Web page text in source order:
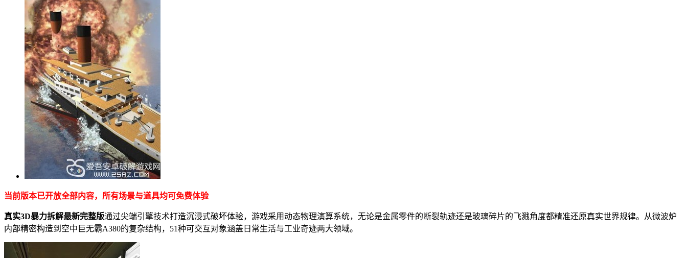
当前版本已开放全部内容，所有场景与道具均可免费体验
真实3D暴力拆解最新完整版通过尖端引擎技术打造沉浸式破坏体验，游戏采用动态物理演算系统，无论是金属零件的断裂轨迹还是玻璃碎片的飞溅角度都精准还原真实世界规律。从微波炉
内部精密构造到空中巨无霸A380的复杂结构，51种可交互对象涵盖日常生活与工业奇迹两大领域。